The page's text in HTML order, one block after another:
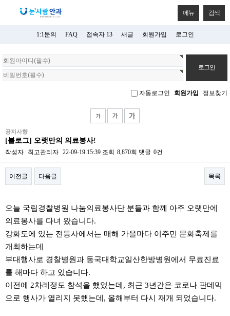
메뉴 검색
1:1문의 FAQ 접속자 13 새글 회원가입 로그인
회
원
로
자동로그인 회원가입 정보찾기
공지사항
[블로그] 오랫만의 의료봉사!
작성자 최고관리자 22-09-19 15:39 조회 8,870회 댓글 0건
이전글 다음글 목록
오늘 국립경찰병원 나눔의료봉사단 분들과 함께 아주 오랫만에
의료봉사를 다녀 왔습니다.
강화도에 있는 전등사에서는 매해 가을마다 이주민 문화축제를
개최하는데
부대행사로 경찰병원과 동국대학교일산한방병원에서 무료진료
를 해마다 하고 있습니다.
이전에 2차례정도 참석을 했었는데, 최근 3년간은 코로나 판데믹
으로 행사가 열리지 못했는데, 올해부터 다시 재개 되었습니다.